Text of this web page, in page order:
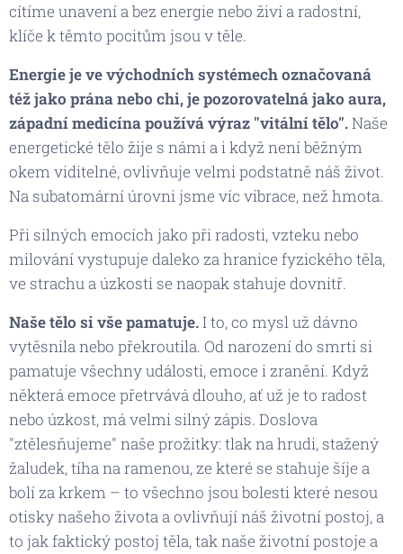
cítíme unavení a bez energie nebo živí a radostní,
klíče k těmto pocitům jsou v těle.
Energie je ve východních systémech označovaná
též jako prána nebo chi, je pozorovatelná jako aura,
západní medicína používá výraz "vitální tělo".Naše
energetické tělo žije s námi a i když není běžným
okem viditelné, ovlivňuje velmi podstatně náš život.
Na subatomární úrovni jsme víc vibrace, než hmota.
Při silných emocích jako při radosti, vzteku nebo
milování vystupuje daleko za hranice fyzického těla,
ve strachu a úzkosti se naopak stahuje dovnitř.
Naše tělo si vše pamatuje.I to, co mysl už dávno
vytěsnila nebo překroutila. Od narození do smrti si
pamatuje všechny události, emoce i zranění. Když
některá emoce přetrvává dlouho, ať už je to radost
nebo úzkost, má velmi silný zápis. Doslova
"ztělesňujeme" naše prožitky: tlak na hrudi, stažený
žaludek, tíha na ramenou, ze které se stahuje šíje a
bolí za krkem – to všechno jsou bolesti které nesou
otisky našeho života a ovlivňují náš životní postoj, a
to jak faktický postoj těla, tak naše životní postoje a